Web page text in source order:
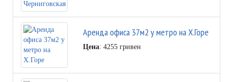
Аренда офиса 37м2 у метро на Х.Горе
Цена: 4255 гривен